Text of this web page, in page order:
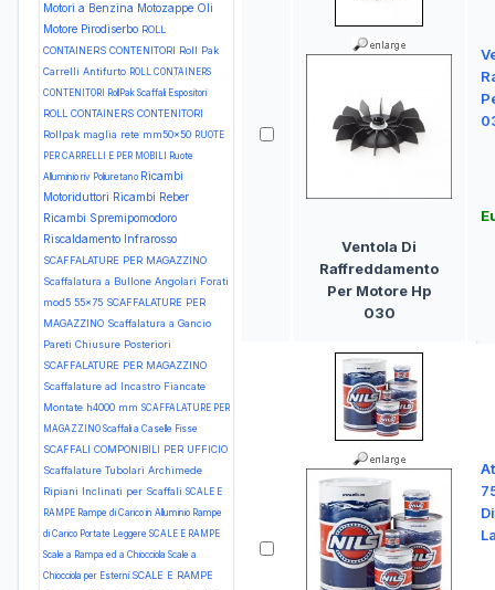
Motori a Benzina Motozappe Oli
Motore Pirodiserbo ROLL
CONTAINERS CONTENITORI Roll Pak
Carrelli Antifurto ROLL CONTAINERS
CONTENITORI RollPak Scaffali Espositori
ROLL CONTAINERS CONTENITORI
Rollpak maglia rete mm50x50 RUOTE
PER CARRELLI E PER MOBILI Ruote
Alluminio riv Poliuretano Ricambi
Motoriduttori Ricambi Reber
Ricambi Spremipomodoro
Riscaldamento Infrarosso
SCAFFALATURE PER MAGAZZINO
Scaffalatura a Bullone Angolari Forati
mod5 55x75 SCAFFALATURE PER
MAGAZZINO Scaffalatura a Gancio
Pareti Chiusure Posteriori
SCAFFALATURE PER MAGAZZINO
Scaffalature ad Incastro Fiancate
Montate h4000 mm SCAFFALATURE PER
MAGAZZINO Scaffali a Caselle Fisse
SCAFFALI COMPONIBILI PER UFFICIO
Scaffalature Tubolari Archimede
Ripiani Inclinati per Scaffali SCALE E
RAMPE Rampe di Carico in Alluminio Rampe
di Carico Portate Leggere SCALE E RAMPE
Scale a Rampa ed a Chiocciola Scale a
Chiocciola per Esterni SCALE E RAMPE
Ventola Di
Raffreddamento
Per Motore Hp
030